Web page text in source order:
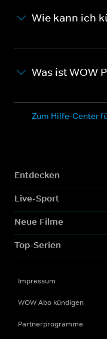
Wie kann ich
Was ist WOW
Zum Hilfe-Center
Entdecken
Live-Sport
Neue Filme
Top-Serien
Impressum
WOW Abo kündigen
Partnerprogramme